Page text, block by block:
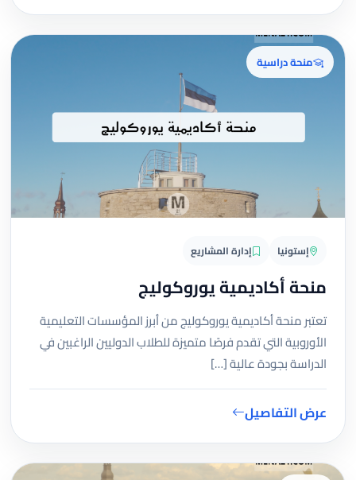
منحة دراسية
إستونيا إدارة المشاريع
منحة أكاديمية يوروكوليج
تعتبر منحة أكاديمية يوروكوليج من أبرز المؤسسات التعليمية
الأوروبية التي تقدم فرصًا متميزة للطلاب الدوليين الراغبين في
الدراسة بجودة عالية […]
عرض التفاصيل